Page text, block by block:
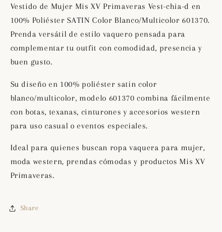
chia-
en
100%
Poliéster
SATIN
Blanco/Multicolor
601370
chia-
en
100%
Poliéster
Blanco/Multicolor
601370
Vestido de Mujer Mis XV Primaveras Vest-chia-d en
100% Poliéster SATIN Color Blanco/Multicolor 601370.
Prenda versátil de estilo vaquero pensada para
complementar tu outfit con comodidad, presencia y
buen gusto.
Su diseño en 100% poliéster satin color
blanco/multicolor, modelo 601370 combina fácilmente
con botas, texanas, cinturones y accesorios western
para uso casual o eventos especiales.
Ideal para quienes buscan ropa vaquera para mujer,
moda western, prendas cómodas y productos Mis XV
Primaveras.
Share